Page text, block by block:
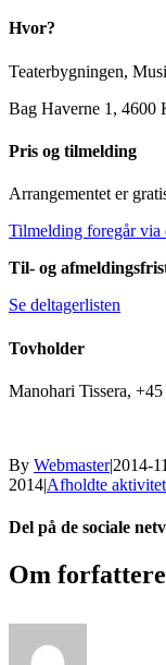
Hvor?
Teaterbygningen,
Bag Haverne 1, 4600
Pris og tilmelding
Arrangementet er
Tilmelding foregår via
Til- og
Se deltagerlisten
Tovholder
Manohari Tissera, +45
By Webmaster|2014-
2014|Afholdte
Del på de sociale
Facebook
Twitter
Reddit
LinkedIn
Tumblr
Pinterest
Vk
E-
mail
Om